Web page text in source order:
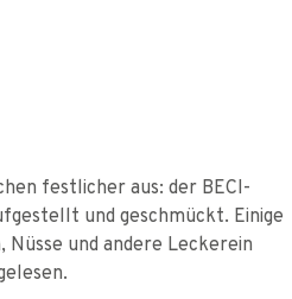
festlicher aus: der BECI-
und geschmückt. Einige
und andere Leckerein